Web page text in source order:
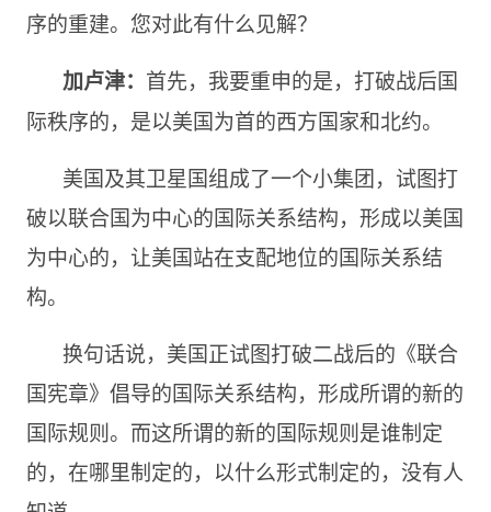
序的重建。您对此有什么见解？
加卢津： 首先，我要重申的是，打破战后国
际秩序的，是以美国为首的西方国家和北约。
美国及其卫星国组成了一个小集团，试图打
破以联合国为中心的国际关系结构，形成以美国
为中心的，让美国站在支配地位的国际关系结
构。
换句话说，美国正试图打破二战后的《联合
国宪章》倡导的国际关系结构，形成所谓的新的
国际规则。而这所谓的新的国际规则是谁制定
的，在哪里制定的，以什么形式制定的，没有人